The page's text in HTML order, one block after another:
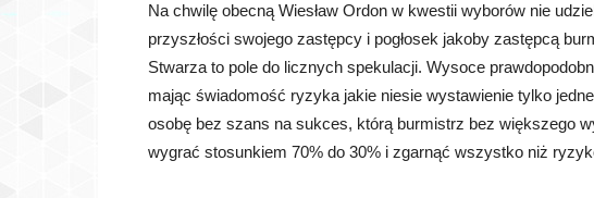
Na chwilę obecną Wiesław Ordon w kwestii wyborów nie
przyszłości swojego zastępcy i pogłosek jakoby zastępcą
Stwarza to pole do licznych spekulacji. Wysoce
mając świadomość ryzyka jakie niesie wystawienie tylko
osobę bez szans na sukces, którą burmistrz bez większego
wygrać stosunkiem 70% do 30% i zgarnąć wszystko niż